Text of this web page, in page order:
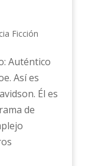
Ficción
Auténtico
Así es
Él es
de